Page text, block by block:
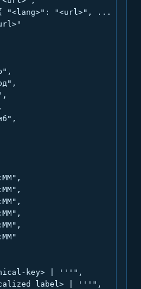
"<lang>": "<url>", ... },
key> | '''",
label> | '''",